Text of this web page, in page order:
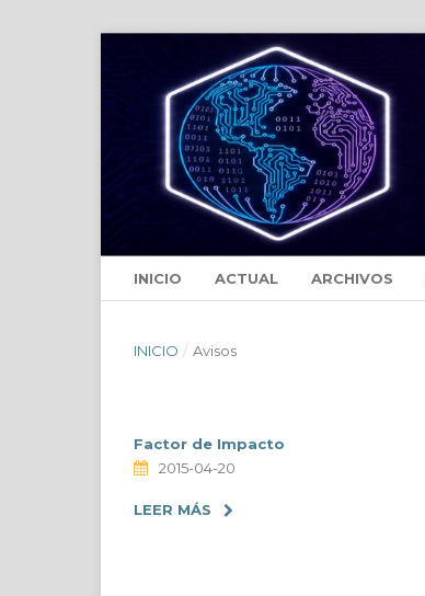
INICIO ACTUAL ARCHIVOS
INICIO / Avisos
Factor de Impacto
2015-04-20
LEER MÁS